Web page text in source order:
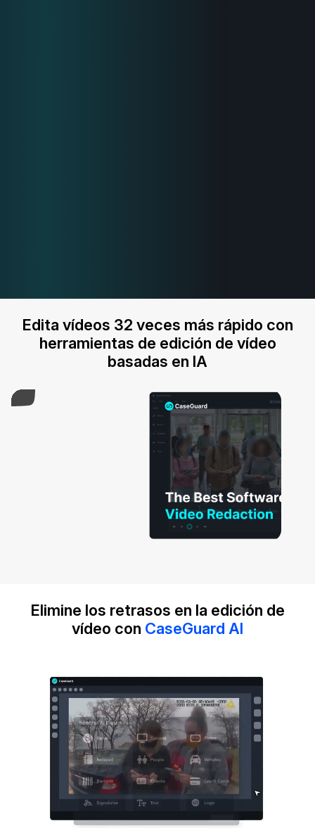
Edita vídeos 32 veces más rápido con
herramientas de edición de vídeo
basadas en IA
Elimine los retrasos en la edición de
vídeo con CaseGuard AI